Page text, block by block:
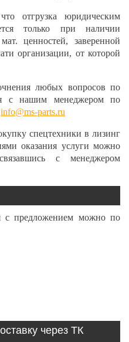
отгрузка юридическим
только при наличии
ценностей, заверенной
организации, от которой
любых вопросов по
с нашим менеджером по
info@ms-parts.ru
спецтехники в лизинг
оказания услуги можно
с менеджером
с предложением можно по
через ТК